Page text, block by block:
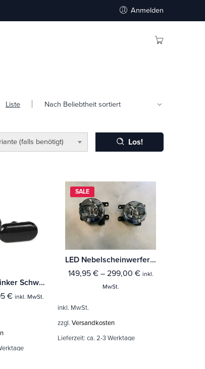
Anmelden
Liste
(falls benötigt) Los!
LED Seitenblinker Schwarz Smoke passend für Smart Fortwo 453 ab 2014 inkl. Brabus
€ inkl. MwSt.
SALE
LED Nebelscheinwerfer für Smart 453 Fortwo
149,95 €– 299,00 € inkl.
MwSt.
inkl. MwSt.
zzgl. Versandkosten
Lieferzeit: ca. 2-3 Werktage